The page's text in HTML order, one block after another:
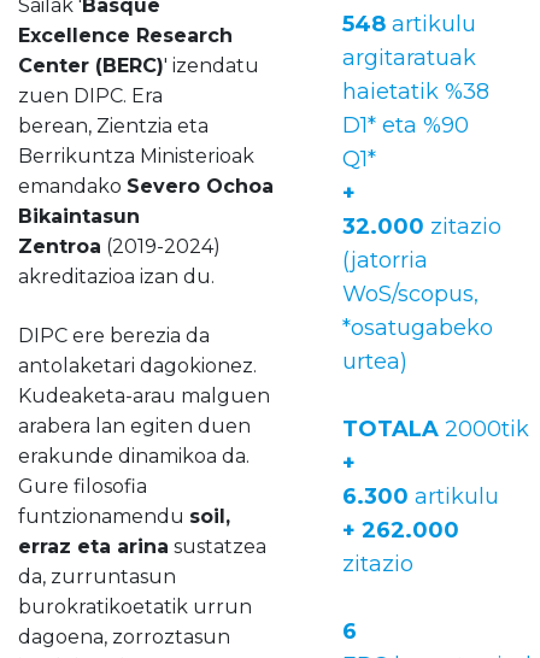
548artikulu
argitaratuak
haietatik %38
D1* eta %90
Q1*
+
32.000 zitazio
(jatorria
WoS/scopus,
*osatugabeko
urtea)
TOTALA2000tik
+
6.300 artikulu
+ 262.000
zitazio
6
Sailak 'Basque
Excellence Research
Center (BERC)' izendatu
zuen DIPC. Era
berean, Zientzia eta
Berrikuntza Ministerioak
emandako Severo Ochoa
Bikaintasun
Zentroa (2019-2024)
akreditazioa izan du.
DIPC ere berezia da
antolaketari dagokionez.
Kudeaketa-arau malguen
arabera lan egiten duen
erakunde dinamikoa da.
Gure filosofia
funtzionamendu soil,
erraz eta arina sustatzea
da, zurruntasun
burokratikoetatik urrun
dagoena, zorroztasun